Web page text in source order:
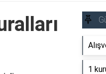
1